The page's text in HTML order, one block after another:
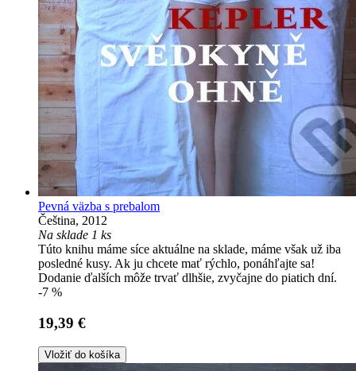
Pevná väzba s prebalom
Čeština, 2012
Na sklade 1 ks
Túto knihu máme síce aktuálne na sklade, máme však už iba
posledné kusy. Ak ju chcete mať rýchlo, ponáhľajte sa!
Dodanie ďalších môže trvať dlhšie, zvyčajne do piatich dní.
-7 %
19,39 €
Vložiť do košíka